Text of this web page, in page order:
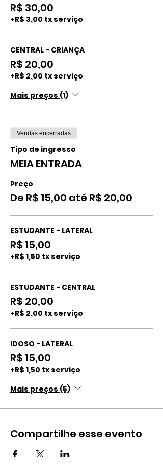
R$ 30,00
+R$ 3,00 tx serviço
CENTRAL - CRIANÇA
R$ 20,00
+R$ 2,00 tx serviço
Mais preços (1)
Vendas encerradas
Tipo de ingresso
MEIA ENTRADA
Preço
De R$ 15,00 até R$ 20,00
ESTUDANTE - LATERAL
R$ 15,00
+R$ 1,50 tx serviço
ESTUDANTE - CENTRAL
R$ 20,00
+R$ 2,00 tx serviço
IDOSO - LATERAL
R$ 15,00
+R$ 1,50 tx serviço
Mais preços (5)
Compartilhe esse evento